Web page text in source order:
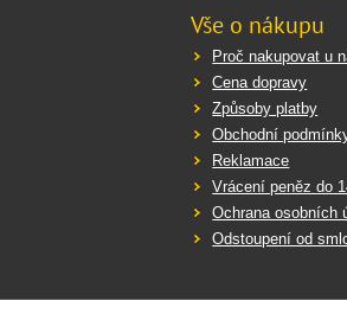
Vše o nákupu
Proč nakupovat u
Cena dopravy
Způsoby platby
Obchodní
Reklamace
Vrácení peněz do
Ochrana osobních
Odstoupení od